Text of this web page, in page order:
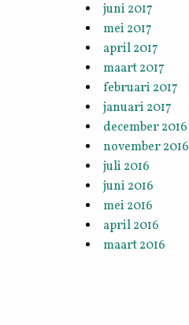
juni 2017
mei 2017
april 2017
maart 2017
februari 2017
januari 2017
december 2016
november 2016
juli 2016
juni 2016
mei 2016
april 2016
maart 2016